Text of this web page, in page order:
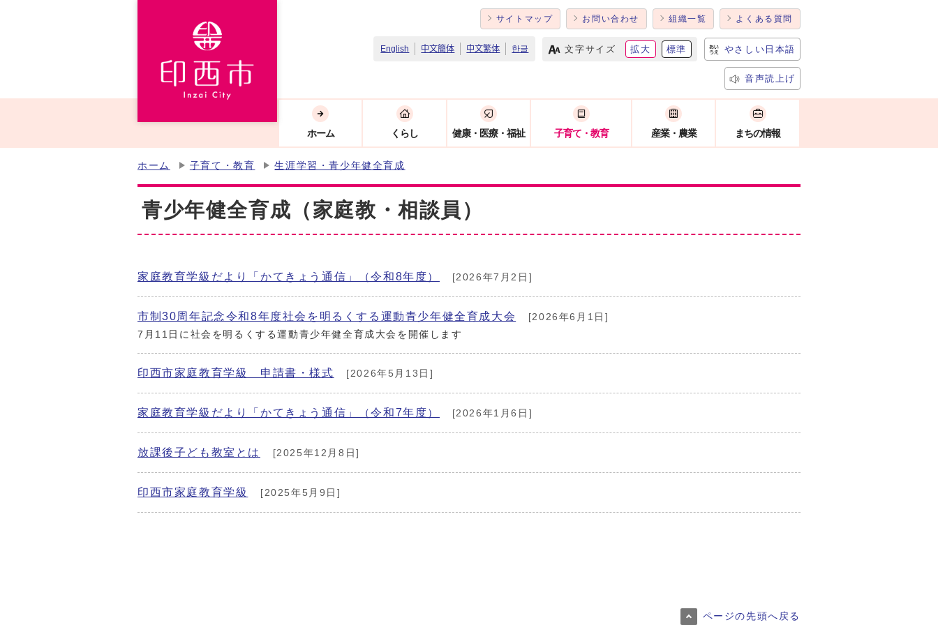
サイトマップ お問い合わせ 組織一覧 よくある質問
English 中文簡体 中文繁体 한글 文字サイズ 拡大 標準 やさしい日本語
音声読上げ
ホーム くらし 健康・医療・福祉 子育て・教育 産業・農業 まちの情報
ホーム 子育て・教育 生涯学習・青少年健全育成
青少年健全育成（家庭教・相談員）
家庭教育学級だより「かてきょう通信」（令和8年度） [2026年7月2日]
市制30周年記念令和8年度社会を明るくする運動青少年健全育成大会
[2026年6月1日]
7月11日に社会を明るくする運動青少年健全育成大会を開催します
印西市家庭教育学級 申請書・様式 [2026年5月13日]
家庭教育学級だより「かてきょう通信」（令和7年度） [2026年1月6日]
放課後子ども教室とは [2025年12月8日]
印西市家庭教育学級 [2025年5月9日]
ページの先頭へ戻る